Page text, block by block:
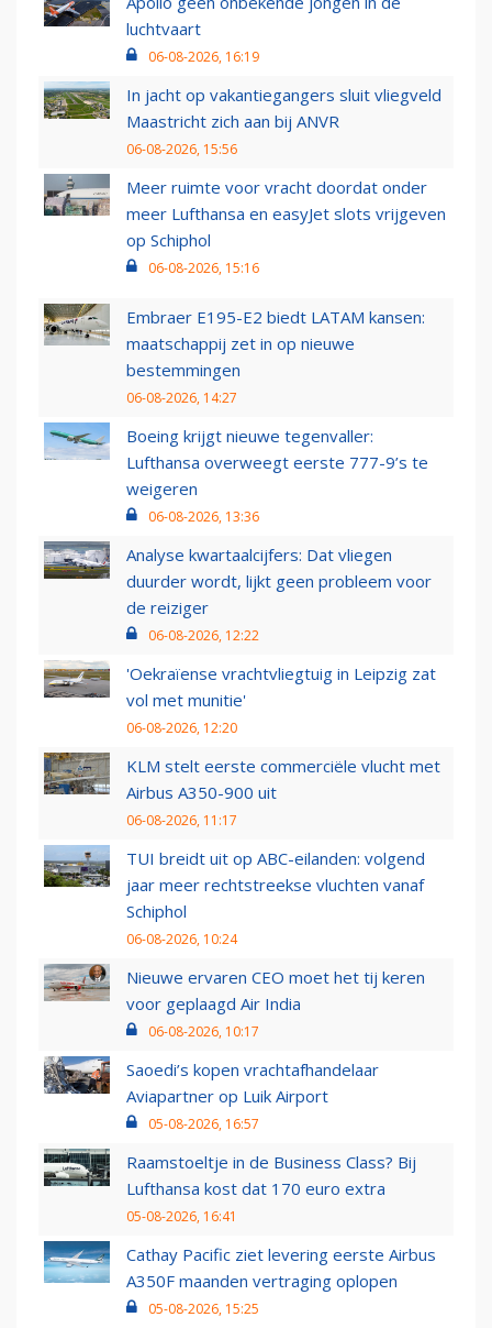
luchtvaart
06-08-2026, 16:19
In jacht op vakantiegangers sluit vliegveld
Maastricht zich aan bij ANVR
06-08-2026, 15:56
Meer ruimte voor vracht doordat onder
meer Lufthansa en easyJet slots vrijgeven
op Schiphol
06-08-2026, 15:16
Embraer E195-E2 biedt LATAM kansen:
maatschappij zet in op nieuwe
bestemmingen
06-08-2026, 14:27
Boeing krijgt nieuwe tegenvaller:
Lufthansa overweegt eerste 777-9’s te
weigeren
06-08-2026, 13:36
Analyse kwartaalcijfers: Dat vliegen
duurder wordt, lijkt geen probleem voor
de reiziger
06-08-2026, 12:22
'Oekraïense vrachtvliegtuig in Leipzig zat
vol met munitie'
06-08-2026, 12:20
KLM stelt eerste commerciële vlucht met
Airbus A350-900 uit
06-08-2026, 11:17
TUI breidt uit op ABC-eilanden: volgend
jaar meer rechtstreekse vluchten vanaf
Schiphol
06-08-2026, 10:24
Nieuwe ervaren CEO moet het tij keren
voor geplaagd Air India
06-08-2026, 10:17
Saoedi’s kopen vrachtafhandelaar
Aviapartner op Luik Airport
05-08-2026, 16:57
Raamstoeltje in de Business Class? Bij
Lufthansa kost dat 170 euro extra
05-08-2026, 16:41
Cathay Pacific ziet levering eerste Airbus
A350F maanden vertraging oplopen
05-08-2026, 15:25